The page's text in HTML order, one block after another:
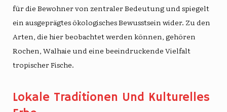
für die Bewohner von zentraler Bedeutung und spiegelt
ein ausgeprägtes ökologisches Bewusstsein wider. Zu den
Arten, die hier beobachtet werden können, gehören
Rochen, Walhaie und eine beeindruckende Vielfalt
tropischer Fische.
Lokale Traditionen Und Kulturelles